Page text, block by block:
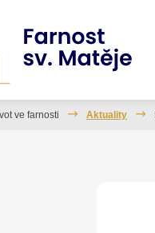
ve farnosti Aktuality